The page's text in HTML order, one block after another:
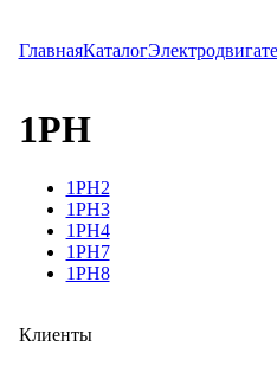
ГлавнаяКаталог
1PH
1PH2
1PH3
1PH4
1PH7
1PH8
Клиенты